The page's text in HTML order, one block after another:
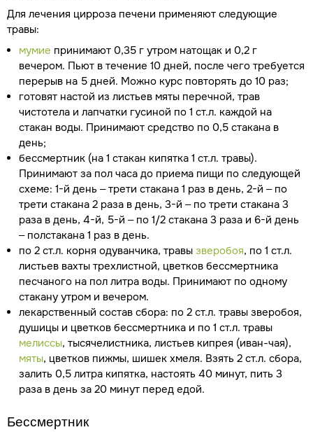
Для лечения цирроза печени применяют следующие
травы:
мумие принимают 0,35 г утром натощак и 0,2 г
вечером. Пьют в течение 10 дней, после чего требуется
перерыв на 5 дней. Можно курс повторять до 10 раз;
готовят настой из листьев мяты перечной, трав
чистотела и лапчатки гусиной по 1 ст.л. каждой на
стакан воды. Принимают средство по 0,5 стакана в
день;
бессмертник (на 1 стакан кипятка 1 ст.л. травы).
Принимают за пол часа до приема пищи по следующей
схеме: 1-й день – трети стакана 1 раз в день, 2-й – по
трети стакана 2 раза в день, 3-й – по трети стакана 3
раза в день, 4-й, 5-й – по 1/2 стакана 3 раза и 6-й день
– полстакана 1 раз в день.
по 2 ст.л. корня одуванчика, травызверобоя, по 1 ст.л.
листьев вахты трехлистной, цветков бессмертника
песчаного на пол литра воды. Принимают по одному
стакану утром и вечером.
лекарственный состав сбора: по 2 ст.л. травы зверобоя,
душицы и цветков бессмертника и по 1 ст.л. травы
мелиссы, тысячелистника, листьев кипрея (иван-чая),
мяты, цветков пижмы, шишек хмеля. Взять 2 ст.л. сбора,
залить 0,5 литра кипятка, настоять 40 минут, пить 3
раза в день за 20 минут перед едой.
Бессмертник